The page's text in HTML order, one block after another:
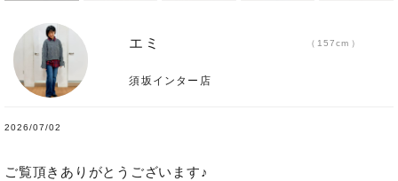
エミ
須坂インター店
157cm
2026/07/02
ご覧頂きありがとうございます♪